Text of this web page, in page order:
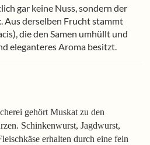
gar keine Nuss, sondern der
. Aus derselben Frucht stammt
die den Samen umhüllt und
eleganteres Aroma besitzt.
gehört Muskat zu den
Schinkenwurst, Jagdwurst,
erhalten durch eine fein